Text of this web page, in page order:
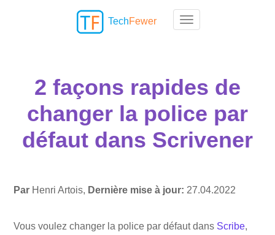
Toggle navigation
TechFewer
2 façons rapides de
changer la police par
défaut dans Scrivener
Par Henri Artois, Dernière mise à jour: 27.04.2022
Vous voulez changer la police par défaut dans Scribe,